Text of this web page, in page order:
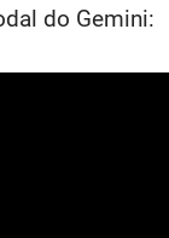
do Gemini: